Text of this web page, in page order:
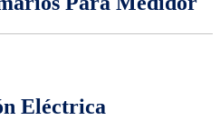
Eléctrica